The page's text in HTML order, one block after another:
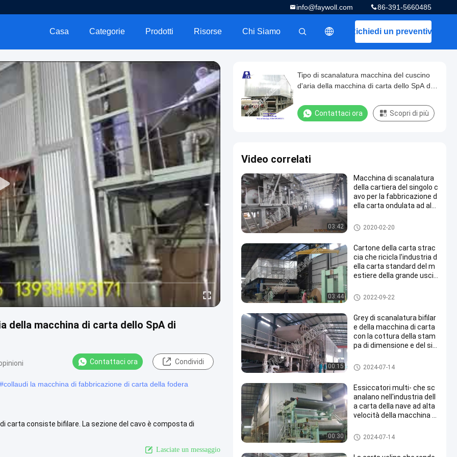
86-391-5660485
info@faywoll.com
Richiedi un preventivo
Casa Categorie Prodotti Risorse Chi Siamo
della macchina di carta dello SpA di
Contattaci ora Condividi
#collaudi la macchina di fabbricazione di carta della fodera
carta consiste bifilare. La sezione del cavo è composta di
Lasciate un messaggio
Tipo di scanalatura macchina del cuscino
d'aria della macchina di carta dello SpA di
Contattaci ora Scopri di più
Video correlati
03:42
Macchina di scanalatura
della cartiera del singolo c
avo per la fabbricazione d
ella carta ondulata ad alt
Macchina di carta di scanalat
ura
2020-02-20
03:44
Cartone della carta strac
cia che ricicla l'industria d
ella carta standard del m
estiere della grande uscit
Macchina di carta di scanalat
ura
2022-09-22
00:15
Grey di scanalatura bifilar
e della macchina di carta
con la cottura della stam
pa di dimensione e del sis
Macchina di carta di scanalat
ura
2024-07-14
00:30
Essiccatori multi- che sc
analano nell'industria dell
a carta della nave ad alta
velocità della macchina di
Macchina di carta di scanalat
ura
2024-07-14